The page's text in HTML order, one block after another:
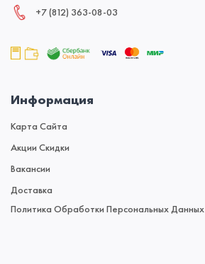
+7 (812) 363‑08‑03
Информация
Карта Сайта
Акции Скидки
Вакансии
Доставка
Политика Обработки Персональных Данных